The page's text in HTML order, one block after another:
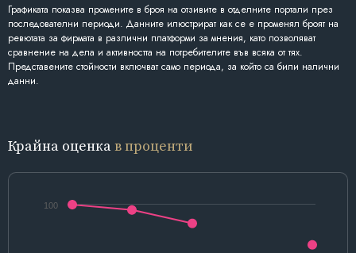
Графиката показва промените в броя на отзивите в отделните портали през
последователни периоди. Данните илюстрират как се е променял броят на
ревютата за фирмата в различни платформи за мнения, като позволяват
сравнение на дела и активността на потребителите във всяка от тях.
Представените стойности включват само периода, за който са били налични
данни.
Крайна оценкав проценти
100